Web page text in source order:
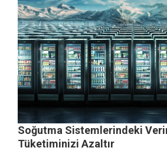
Soğutma Sistemlerindeki
Tüketiminizi Azaltır